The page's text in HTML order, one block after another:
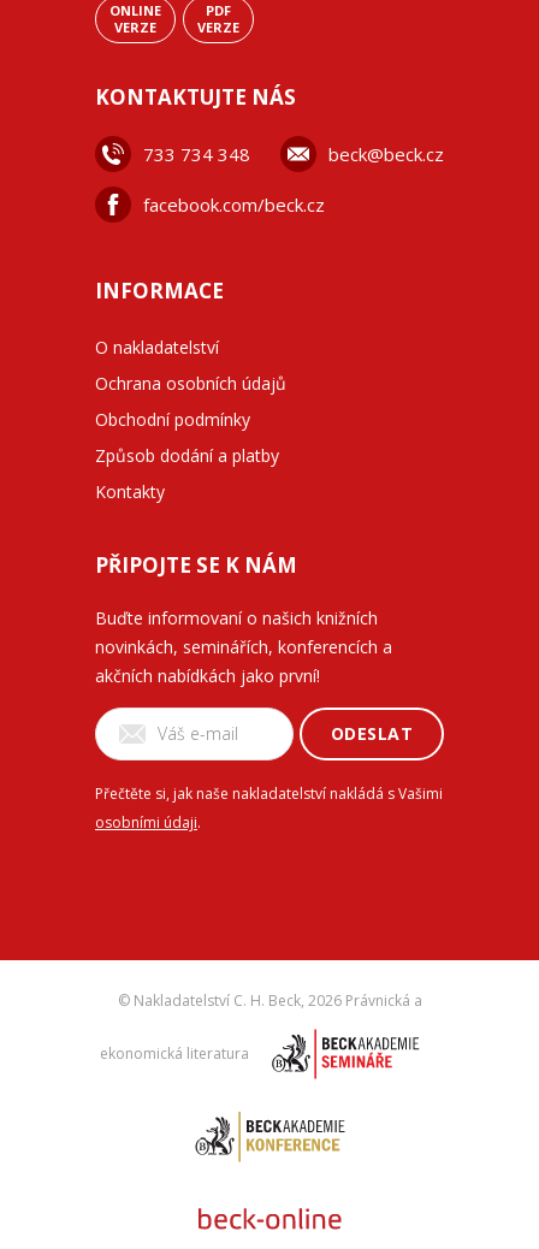
ONLINE
VERZE
PDF
VERZE
KONTAKTUJTE NÁS
733 734 348 beck@beck.cz
facebook.com/beck.cz
INFORMACE
O nakladatelství
Ochrana osobních údajů
Obchodní podmínky
Způsob dodání a platby
Kontakty
PŘIPOJTE SE K NÁM
Buďte informovaní o našich knižních
novinkách, seminářích, konferencích a
akčních nabídkách jako první!
ODESLAT
Přečtěte si, jak naše nakladatelství nakládá s Vašimi
osobními údaji.
© Nakladatelství C. H. Beck, 2026 Právnická a
ekonomická literatura